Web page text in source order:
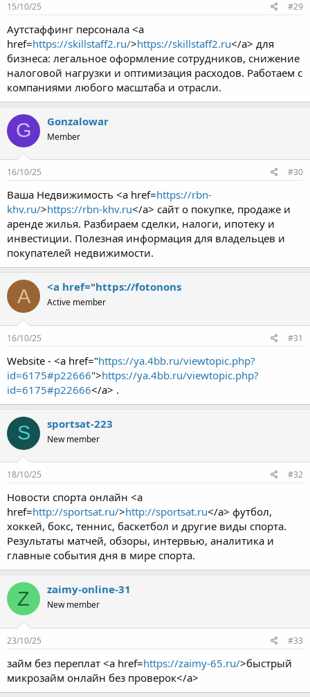
15/10/25 #29
Аутстаффинг персонала <a
href=https://skillstaff2.ru/>https://skillstaff2.ru</a> для
бизнеса: легальное оформление сотрудников, снижение
налоговой нагрузки и оптимизация расходов. Работаем с
компаниями любого масштаба и отрасли.
G Gonzalowar
Member
16/10/25 #30
Ваша Недвижимость <a href=https://rbn-
khv.ru/>https://rbn-khv.ru</a> сайт о покупке, продаже и
аренде жилья. Разбираем сделки, налоги, ипотеку и
инвестиции. Полезная информация для владельцев и
покупателей недвижимости.
A <a href="https://fotonons
Active member
16/10/25 #31
Website - <a href="https://ya.4bb.ru/viewtopic.php?
id=6175#p22666">https://ya.4bb.ru/viewtopic.php?
id=6175#p22666</a> .
S sportsat-223
New member
18/10/25 #32
Новости спорта онлайн <a
href=http://sportsat.ru/>http://sportsat.ru</a> футбол,
хоккей, бокс, теннис, баскетбол и другие виды спорта.
Результаты матчей, обзоры, интервью, аналитика и
главные события дня в мире спорта.
Z zaimy-online-31
New member
23/10/25 #33
займ без переплат <a href=https://zaimy-65.ru/>быстрый
микрозайм онлайн без проверок</a>